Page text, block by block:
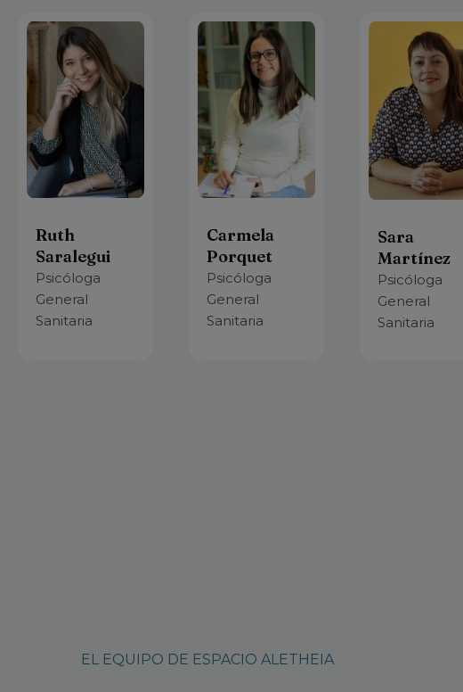
Ruth
Saralegui
Psicóloga
General
Sanitaria
Carmela
Porquet
Psicóloga
General
Sanitaria
Sara
Martínez
Psicóloga
General
Sanitaria
EL EQUIPO DE ESPACIO ALETHEIA